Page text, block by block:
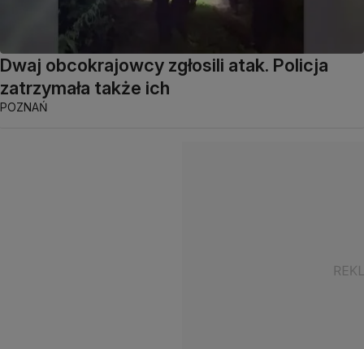
Dwaj obcokrajowcy zgłosili atak. Policja
zatrzymała także ich
POZNAŃ